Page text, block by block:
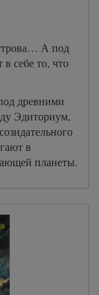
А под
себе то, что
древними
Эдиториум,
в
планеты.